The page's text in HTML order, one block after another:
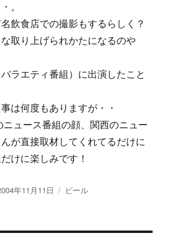
。
飲食店での撮影もするらしく？
取り上げられかたになるのや
ラエティ番組）に出演したこと
は何度もありますが・・
ュース番組の顔、関西のニュー
が直接取材してくれてるだけに
けに楽しみです！
年11月11日
カ
ビール